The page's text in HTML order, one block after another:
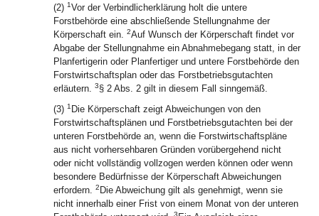
(2) 1Vor der Verbindlicherklärung holt die untere
Forstbehörde eine abschließende Stellungnahme der
Körperschaft ein. 2Auf Wunsch der Körperschaft findet vor
Abgabe der Stellungnahme ein Abnahmebegang statt, in der
Planfertigerin oder Planfertiger und untere Forstbehörde den
Forstwirtschaftsplan oder das Forstbetriebsgutachten
erläutern. 3§ 2 Abs. 2 gilt in diesem Fall sinngemäß.
(3) 1 Die Körperschaft zeigt Abweichungen von den
Forstwirtschaftsplänen und Forstbetriebsgutachten bei der
unteren Forstbehörde an, wenn die Forstwirtschaftspläne
aus nicht vorhersehbaren Gründen vorübergehend nicht
oder nicht vollständig vollzogen werden können oder wenn
besondere Bedürfnisse der Körperschaft Abweichungen
erfordern. 2 Die Abweichung gilt als genehmigt, wenn sie
nicht innerhalb einer Frist von einem Monat von der unteren
3